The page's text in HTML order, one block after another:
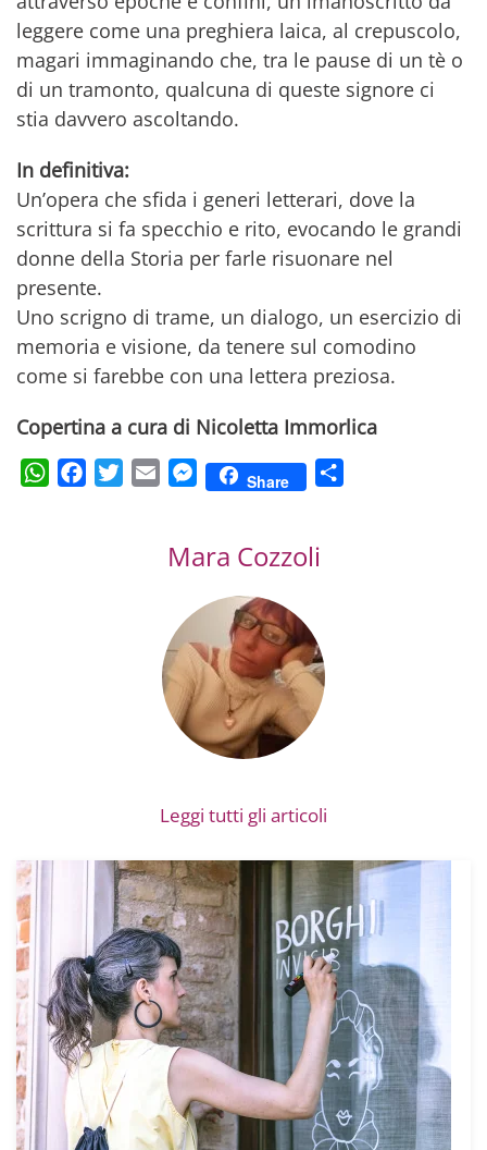
leggere come una preghiera laica, al crepuscolo,
magari immaginando che, tra le pause di un tè o
di un tramonto, qualcuna di queste signore ci
stia davvero ascoltando.
In definitiva:
Un’opera che sfida i generi letterari, dove la
scrittura si fa specchio e rito, evocando le grandi
donne della Storia per farle risuonare nel
presente.
Uno scrigno di trame, un dialogo, un esercizio di
memoria e visione, da tenere sul comodino
come si farebbe con una lettera preziosa.
Copertina a cura di Nicoletta Immorlica
WhatsAppFacebookTwitterEmail Messenger
Share
Mara Cozzoli
Leggi tutti gli articoli